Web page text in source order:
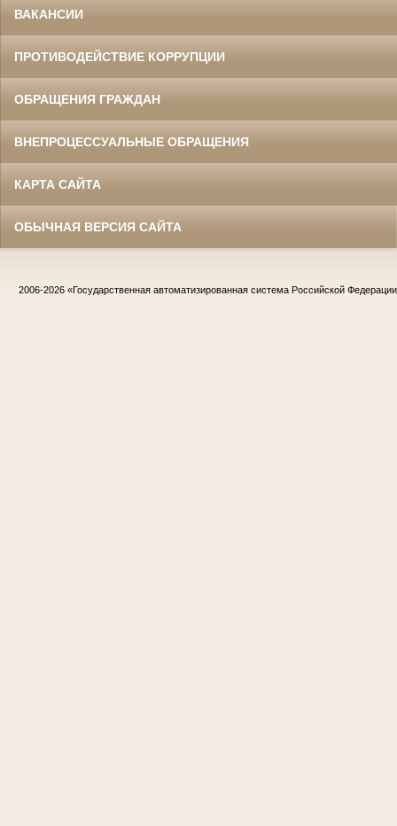
ВАКАНСИИ
ПРОТИВОДЕЙСТВИЕ КОРРУПЦИИ
ОБРАЩЕНИЯ ГРАЖДАН
ВНЕПРОЦЕССУАЛЬНЫЕ ОБРАЩЕНИЯ
КАРТА САЙТА
ОБЫЧНАЯ ВЕРСИЯ САЙТА
2006-2026 «Государственная автоматизированная система Российской